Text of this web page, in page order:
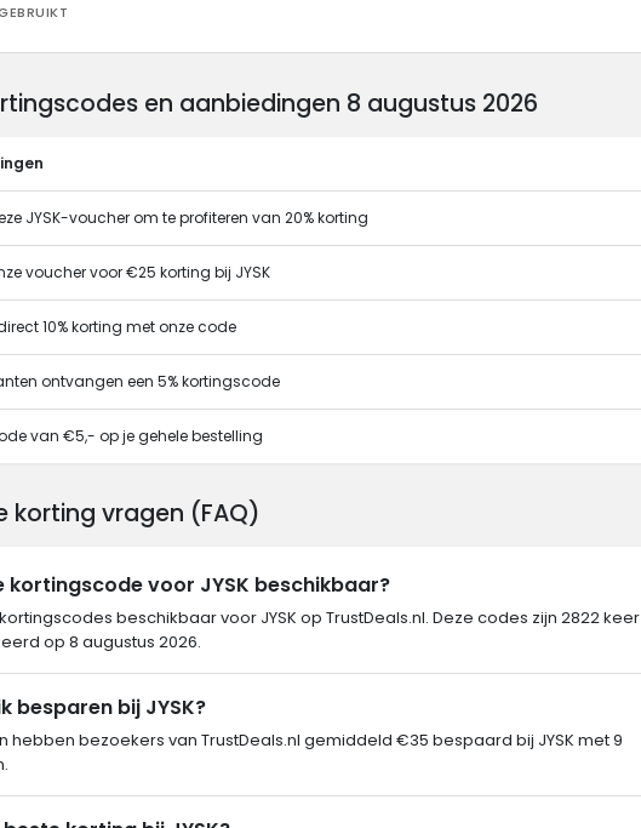
en aanbiedingen 8 augustus 2026
JYSK-voucher om te profiteren van 20% korting
voucher voor €25 korting bij JYSK
10% korting met onze code
ontvangen een 5% kortingscode
van €5,- op je gehele bestelling
korting vragen (FAQ)
kortingscode voor JYSK beschikbaar?
beschikbaar voor JYSK op TrustDeals.nl. Deze codes zijn 2822 keer
op 8 augustus 2026.
besparen bij JYSK?
hebben bezoekers van TrustDeals.nl gemiddeld €35 bespaard bij JYSK met 9